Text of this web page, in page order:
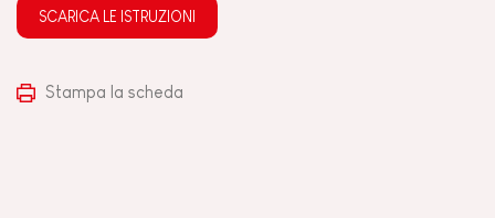
SCARICA LE ISTRUZIONI
Stampa la scheda